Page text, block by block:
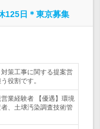
125日＊東京募集
策工事に関する提案営
役割です。
業経験者 【優遇】環境
、土壌汚染調査技術管